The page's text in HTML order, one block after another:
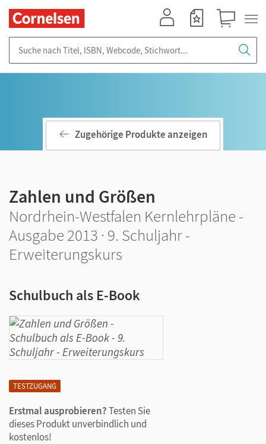
TESTZUGANG
Erstmal ausprobieren?Testen Sie
dieses Produkt unverbindlich und
kostenlos!
Zugehörige Produkte anzeigen
Zahlen und Größen
Nordrhein-Westfalen Kernlehrpläne -
Ausgabe 2013 · 9. Schuljahr -
Erweiterungskurs
Schulbuch als E-Book